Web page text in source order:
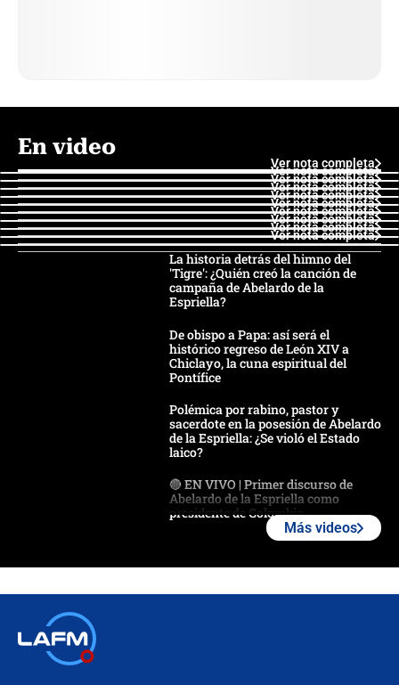
En video
Ver nota completa
Ver nota completa
Ver nota completa
Ver nota completa
Ver nota completa
Ver nota completa
Ver nota completa
Ver nota completa
Ver nota completa
Ver nota completa
La historia detrás del himno del
'Tigre': ¿Quién creó la canción de
campaña de Abelardo de la
Espriella?
De obispo a Papa: así será el
histórico regreso de León XIV a
Chiclayo, la cuna espiritual del
Pontífice
Polémica por rabino, pastor y
sacerdote en la posesión de Abelardo
de la Espriella: ¿Se violó el Estado
laico?
🔴 EN VIVO | Primer discurso de
Abelardo de la Espriella como
presidente de Colombia
Más videos